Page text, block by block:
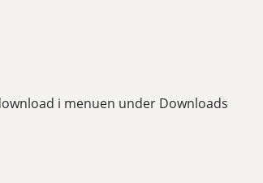
i menuen under Downloads